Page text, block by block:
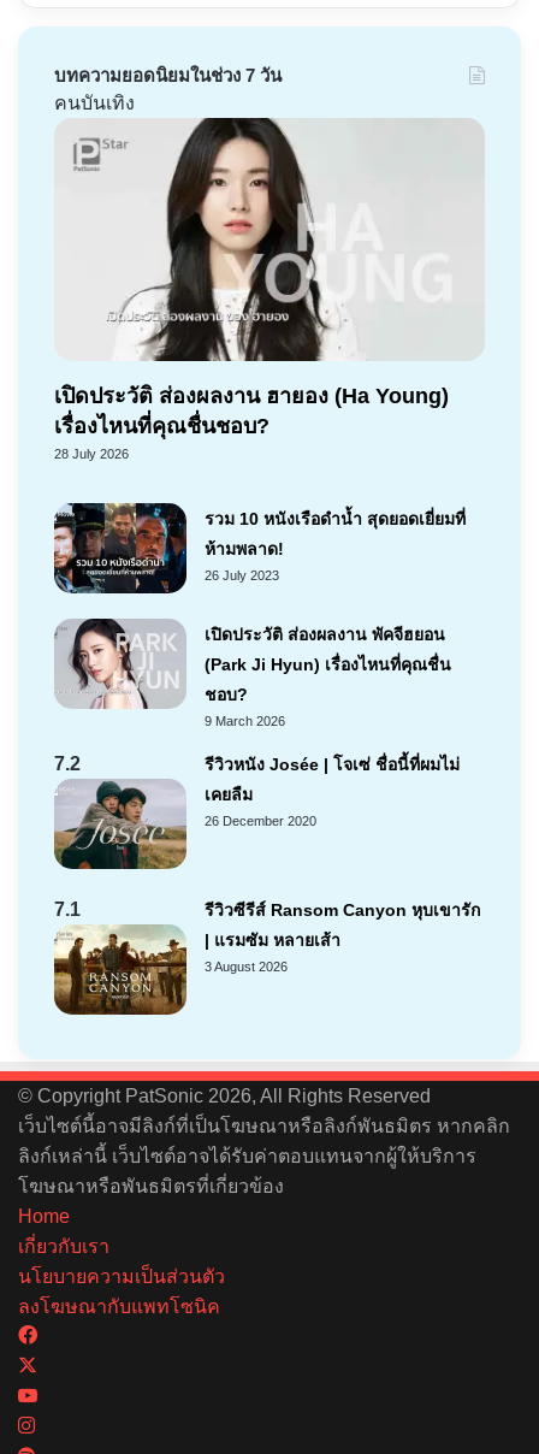
บทความยอดนิยมในช่วง 7 วัน
คนบันเทิง
เปิดประวัติ ส่องผลงาน ฮายอง (Ha Young)
เรื่องไหนที่คุณชื่นชอบ?
28 July 2026
รวม 10 หนังเรือดำน้ำ สุดยอดเยี่ยมที่
ห้ามพลาด!
26 July 2023
เปิดประวัติ ส่องผลงาน พัคจีฮยอน
(Park Ji Hyun) เรื่องไหนที่คุณชื่น
ชอบ?
9 March 2026
7.2
รีวิวหนัง Josée | โจเซ่ ชื่อนี้ที่ผมไม่
เคยลืม
26 December 2020
7.1
รีวิวซีรีส์ Ransom Canyon หุบเขารัก
| แรมซัม หลายเส้า
3 August 2026
© Copyright PatSonic 2026, All Rights Reserved
เว็บไซต์นี้อาจมีลิงก์ที่เป็นโฆษณาหรือลิงก์พันธมิตร หากคลิก
ลิงก์เหล่านี้ เว็บไซต์อาจได้รับค่าตอบแทนจากผู้ให้บริการ
โฆษณาหรือพันธมิตรที่เกี่ยวข้อง
Home
เกี่ยวกับเรา
นโยบายความเป็นส่วนตัว
ลงโฆษณากับแพทโซนิค